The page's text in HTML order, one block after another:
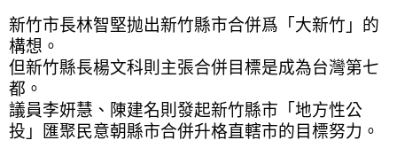
新竹市長林智堅抛出新竹縣市合併爲「大新竹」的
構想。
但新竹縣長楊文科則主張合併目標是成為台灣第七
都。
議員李妍慧、陳建名則發起新竹縣市「地方性公
投」匯聚民意朝縣市合併升格直轄市的目標努力。